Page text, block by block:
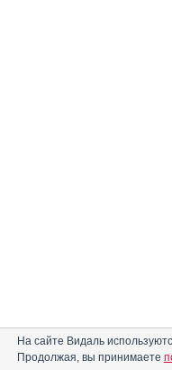
На сайте Видаль
Продолжая, вы принимаете